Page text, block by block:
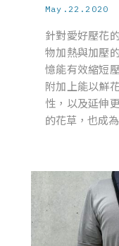
May.22.2020
針對愛好壓花
物加熱與加壓
憶能有效縮短
附加上能以鮮
性，以及延伸
的花草，也成